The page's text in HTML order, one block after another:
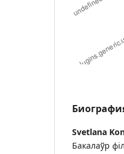
Svetlana
Бакалаўр